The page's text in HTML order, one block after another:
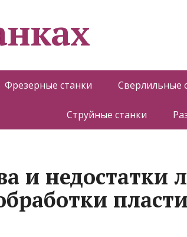
Фрезерные станки Сверлильные
Струйные станки
и недостатки